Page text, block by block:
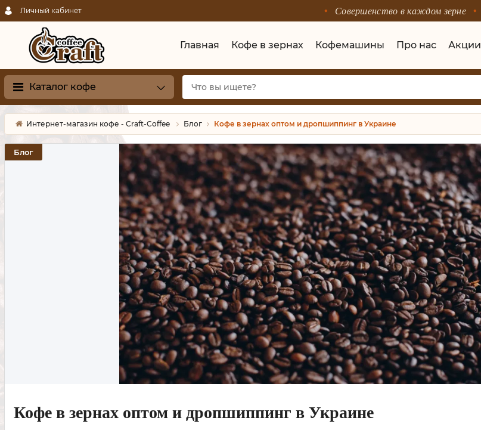
Личный кабинет Совершенство в каждом зерне
Главная Кофе в зернах Кофемашины Про нас Акции
Каталог кофе
Интернет-магазин кофе - Craft-Coffee Блог Кофе в зернах оптом и дропшиппинг в Украине
Блог
Кофе в зернах оптом и дропшиппинг в Украине